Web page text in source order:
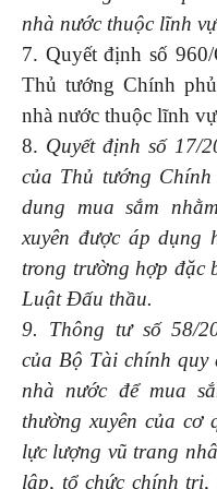
nhà nước thuộc lĩnh
7. Quyết định số
Thủ tướng Chính
nhà nước thuộc lĩnh
8. Quyết định số 17/
của Thủ tướng
dung mua sắm
xuyên được áp dụng
trong trường hợp đặc
Luật Đấu thầu.
9. Thông tư số 58/
của Bộ Tài chính quy
nhà nước để mua
thường xuyên của cơ
lực lượng vũ trang
lập, tổ chức chính